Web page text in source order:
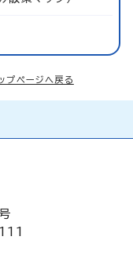
プページへ戻る